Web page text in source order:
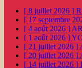
[ 8 juillet 2026 ]
[ 17 septembre
[ 4 août 2026 ]
[ 1 août 2026 ]
[ 21 juillet 2026 ]
[ 20 juillet 2026 ]
[ 14 juillet 2026 ]